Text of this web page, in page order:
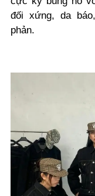
đối xứng, da
phản.